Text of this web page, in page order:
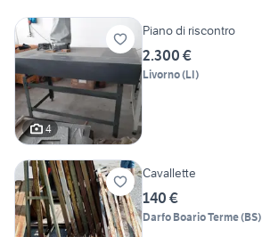
4
Piano di riscontro
2.300 €
Livorno(LI)
Cavallette
140 €
Darfo Boario Terme(BS)